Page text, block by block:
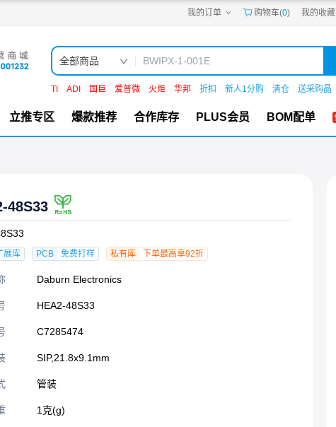
我的订单 购物车(0) 我的收藏
嘉立创PCB
嘉立创FA
机电工坊
全部商品
TI ADI 国巨 爱普微 火炬 华邦 折扣 新人1分购 清仓 送采购晶
立推专区 爆款推荐 合作库存 PLUS会员 BOM配单
48S33
展库 PCB 免费打样 私有库 下单最高享92折
Daburn Electronics
HEA2-48S33
C7285474
SIP,21.8x9.1mm​
管装
1克(g)